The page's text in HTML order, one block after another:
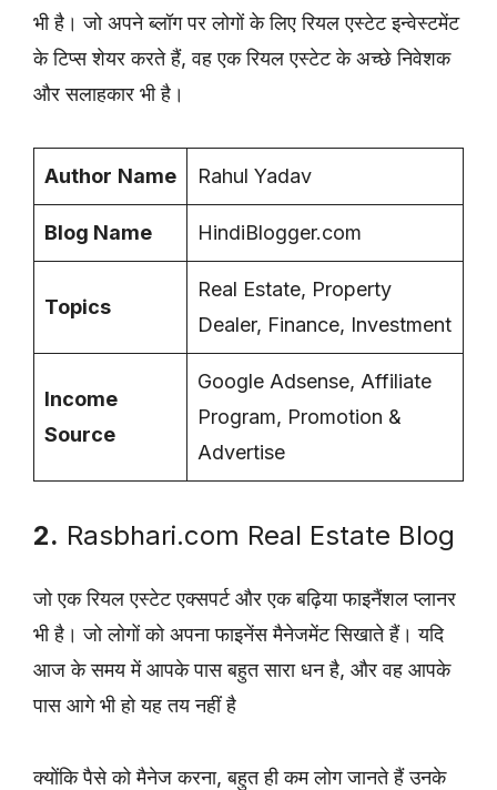
भी है। जो अपने ब्लॉग पर लोगों के लिए रियल एस्टेट इन्वेस्टमेंट
के टिप्स शेयर करते हैं, वह एक रियल एस्टेट के अच्छे निवेशक
और सलाहकार भी है।
Author Name Rahul Yadav
Blog Name HindiBlogger.com
Topics
Real Estate, Property
Dealer, Finance, Investment
Income
Source
Google Adsense, Affiliate
Program, Promotion &
Advertise
2. Rasbhari.com Real Estate Blog
जो एक रियल एस्टेट एक्सपर्ट और एक बढ़िया फाइनैंशल प्लानर
भी है। जो लोगों को अपना फाइनेंस मैनेजमेंट सिखाते हैं। यदि
आज के समय में आपके पास बहुत सारा धन है, और वह आपके
पास आगे भी हो यह तय नहीं है
क्योंकि पैसे को मैनेज करना, बहुत ही कम लोग जानते हैं उनके